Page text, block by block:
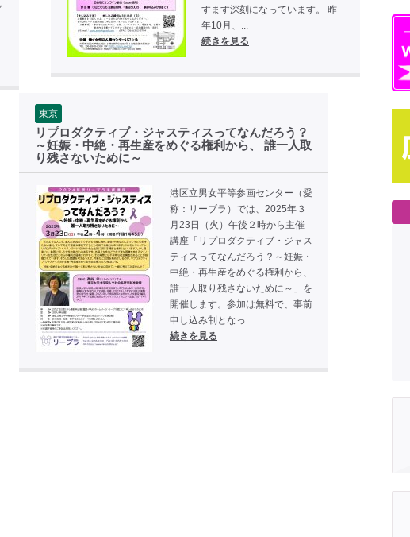
すます深刻になっています。 昨
年10月、...
続きを見る
東京
リプロダクティブ・ジャスティスってなんだろう？
～妊娠・中絶・再生産をめぐる権利から、 誰一人取
り残さないために～
港区立男女平等参画センター（愛
称：リーブラ）では、2025年３
月23日（火）午後２時から主催
講座「リプロダクティブ・ジャス
ティスってなんだろう？～妊娠・
中絶・再生産をめぐる権利から、
誰一人取り残さないために～」を
開催します。参加は無料で、事前
申し込み制となっ...
続きを見る